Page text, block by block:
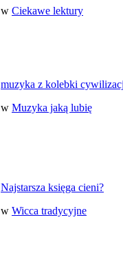
w Ciekawe lektury
muzyka z kolebki
w Muzyka jaką lubię
Najstarsza księga cieni?
w Wicca tradycyjne